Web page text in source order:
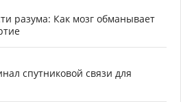
разума: Как мозг обманывает
спутниковой связи для